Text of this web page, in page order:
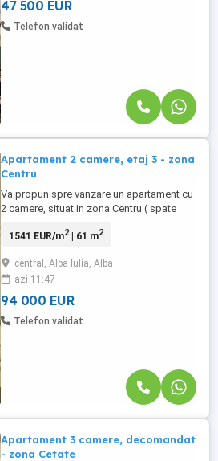
47 500 EUR
Telefon validat
Apartament 2 camere, etaj 3 - zona
Centru
Va propun spre vanzare un apartament cu
2 camere, situat in zona Centru ( spate
etaje. Apartamentul are o suprafata utila
compartimentare practica si luminoasa.
Compartimentare: Living open space cu
bucataria , dormitor , hol, ...
1541 EUR/m2| 61 m2
central, Alba Iulia, Alba
azi 11:47
94 000 EUR
Telefon validat
Apartament 3 camere, decomandat
- zona Cetate